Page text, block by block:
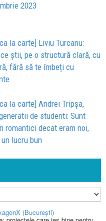
2023
la carte] Liviu Turcanu:
știi, pe o structură clară, cu
fără să te îmbeți cu
la carte] Andrei Tripșa,
de studenti: Sunt
romantici decat eram noi,
lucru bun
(București)